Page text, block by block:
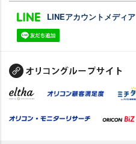
LINEアカウントメディア